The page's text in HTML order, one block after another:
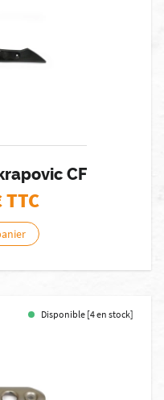
CF
TTC
Disponible [4 en stock]